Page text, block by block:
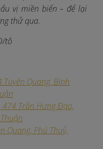
vị miền biển – để lại
thử qua.
tô
Quang, Bình
Trần Hưng Đạo,
Quang, Phú Thuỷ,